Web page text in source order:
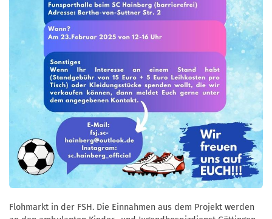
Flohmarkt in der FSH. Die Einnahmen aus dem Projekt werden